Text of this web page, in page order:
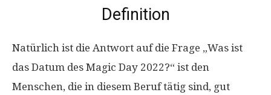
Definition
Natürlich ist die Antwort auf die Frage „Was ist
das Datum des Magic Day 2022?“ ist den
Menschen, die in diesem Beruf tätig sind, gut